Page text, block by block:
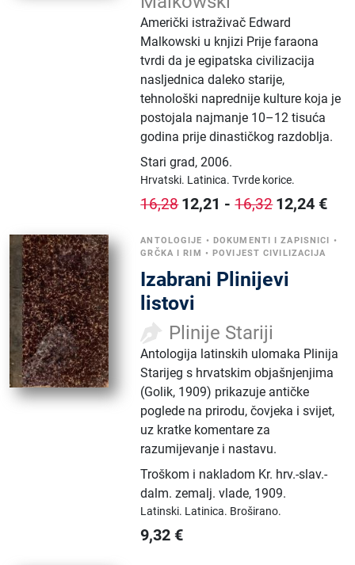
Američki istraživač Edward
Malkowski u knjizi Prije faraona
tvrdi da je egipatska civilizacija
nasljednica daleko starije,
tehnološki naprednije kulture koja je
postojala najmanje 10–12 tisuća
godina prije dinastičkog razdoblja.
Stari grad,2006.
Hrvatski. Latinica.Tvrde korice.
16,28 12,21 -16,32 12,24 €
ANTOLOGIJE • DOKUMENTI I ZAPISNICI •
GRČKA I RIM •POVIJEST CIVILIZACIJA
Izabrani Plinijevi
listovi
Plinije Stariji
Antologija latinskih ulomaka Plinija
Starijeg s hrvatskim objašnjenjima
(Golik, 1909) prikazuje antičke
poglede na prirodu, čovjeka i svijet,
uz kratke komentare za
razumijevanje i nastavu.
Troškom i nakladom Kr. hrv.-slav.-
dalm. zemalj. vlade, 1909.
Latinski. Latinica. Broširano.
9,32 €